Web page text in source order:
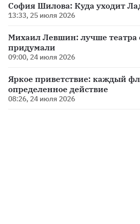
София Шилова: Куда уходит
13:33, 25 июля 2026
Михаил Левшин: лучше театра
придумали
09:00, 24 июля 2026
Яркое приветствие: каждый
определенное действие
08:26, 24 июля 2026